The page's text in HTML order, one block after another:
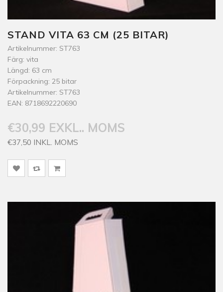
STAND VITA 63 CM (25 BITAR)
Artikelnummer: ST763
Färg: vita
Längd: 63 cm
Förpackning: 25 bitar
Artikelnummer: ST763
EAN: 8718692220690
€30,99 EXKL.. MOMS
€37,50 INKL. MOMS